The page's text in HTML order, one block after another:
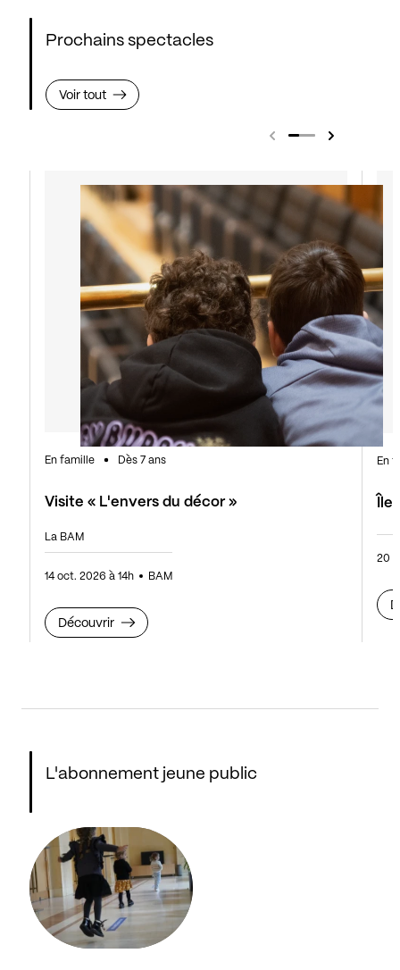
Prochains spectacles
Voir tout
Visite « L'envers du décor »
En famille Dès 7 ans
La BAM
14 oct. 2026 à 14h BAM
Découvrir
En
20
L'abonnement jeune public